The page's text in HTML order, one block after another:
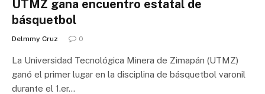
UTMZ gana encuentro estatal de
básquetbol
Delmmy Cruz 0
La Universidad Tecnológica Minera de Zimapán (UTMZ)
ganó el primer lugar en la disciplina de básquetbol varonil
durante el 1.er…